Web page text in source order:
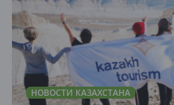
НОВОСТИ КАЗАХСТАНА